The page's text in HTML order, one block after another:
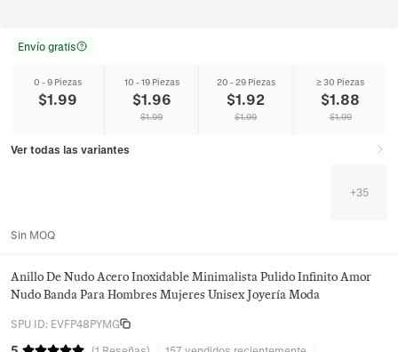
Envío gratis
0 - 9 Piezas
$1.99
10 - 19 Piezas
$1.96
$1.99
20 - 29 Piezas
$1.92
$1.99
≥ 30 Piezas
$1.88
$1.99
Ver todas las variantes
+35
Sin MOQ
Anillo De Nudo Acero Inoxidable Minimalista Pulido Infinito Amor
Nudo Banda Para Hombres Mujeres Unisex Joyería Moda
SPU ID: EVFP48PYMG